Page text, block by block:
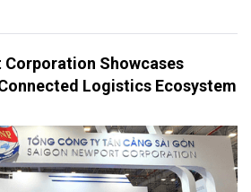
Corporation Showcases
Logistics Ecosystem